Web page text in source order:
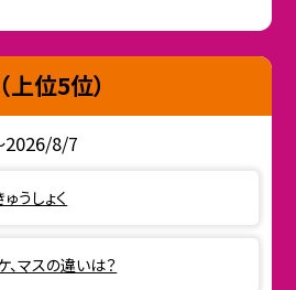
上位5位）
2026/8/7
うしょく
、マスの違いは？